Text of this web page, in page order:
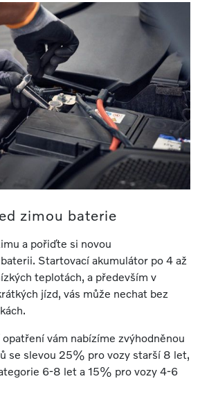
zimou baterie
a pořiďte si novou
Startovací akumulátor po 4 až
teplotách, a především v
jízd, vás může nechat bez
vám nabízíme zvýhodněnou
se slevou 25% pro vozy starší 8 let,
6-8 let a 15% pro vozy 4-6